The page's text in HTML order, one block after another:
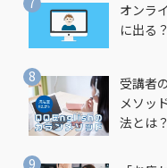
オンラ
に出る
受講者
メソッ
法とは？